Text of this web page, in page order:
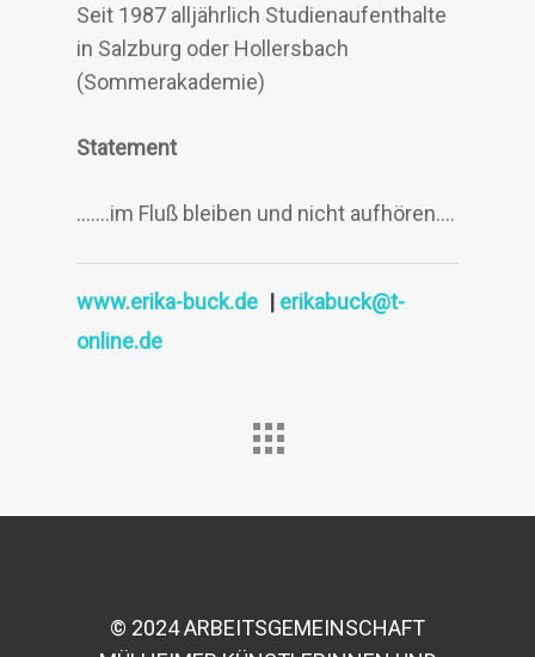
Seit 1987 alljährlich Studienaufenthalte
in Salzburg oder Hollersbach
(Sommerakademie)
Statement
…….im Fluß bleiben und nicht aufhören….
www.erika-buck.de | erikabuck@t-
online.de
© 2024 ARBEITSGEMEINSCHAFT